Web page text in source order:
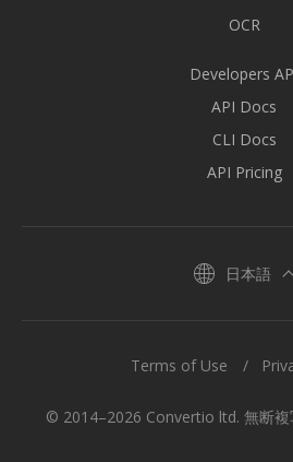
OCR
Developers
API Docs
CLI Docs
API Pricing
日本語
© 2014–2026 Convertio ltd. 無断複
Terms of Use